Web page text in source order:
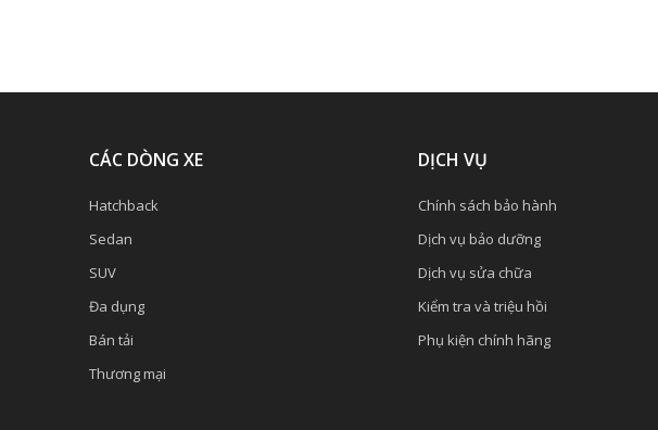
CÁC DÒNG XE
Hatchback
Sedan
SUV
Đa dụng
Bán tải
Thương mại
DỊCH VỤ
Chính sách bảo hành
Dịch vụ bảo dưỡng
Dịch vụ sửa chữa
Kiểm tra và triệu hồi
Phụ kiện chính hãng